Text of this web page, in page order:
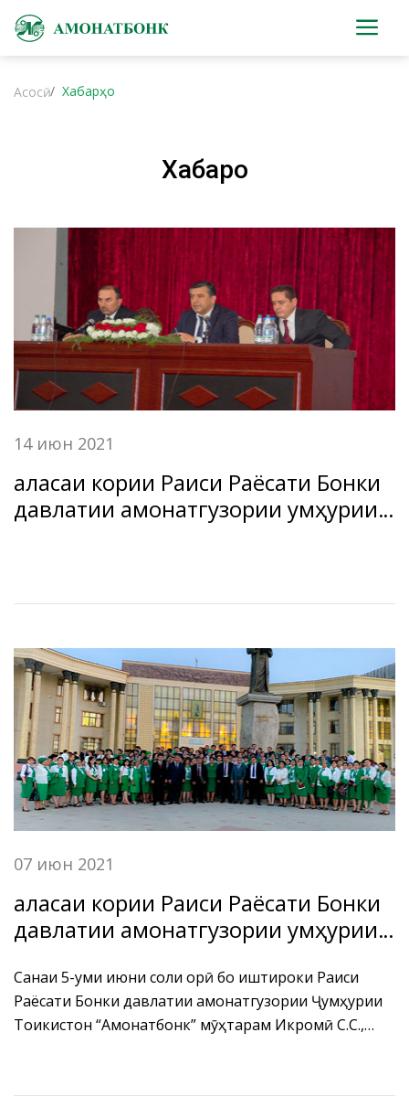
Асосӣ Хабарҳо
Хабарҳо
14 июн 2021
Ҷаласаи кории Раиси Раёсати Бонки
давлатии амонатгузории Ҷумҳурии
БДА ҶТ “Амонатбонк” дар минтақаи
Рашт
07 июн 2021
Ҷаласаи кории Раиси Раёсати Бонки
давлатии амонатгузории Ҷумҳурии
кормандони филиалҳо ва
марказҳои хизматрасонии бонкии
БДА ҶТ “Амонатбонк” дар вилояти
Санаи 5-уми июни соли ҷорӣ бо иштироки Раиси
Раёсати Бонки давлатии амонатгузории Ҷумҳурии
Тоҷикистон “Амонатбонк” мӯҳтарам Икромӣ С.С.,
Раёсати БДА ҶТ “Амонатбонк” бо кормандони